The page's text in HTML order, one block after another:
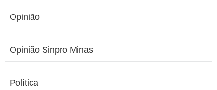
Opinião
Opinião Sinpro Minas
Política